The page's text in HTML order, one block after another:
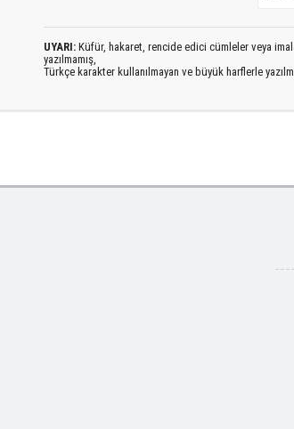
UYARI: Küfür, hakaret, rencide edici cümleler veya
yazılmamış,
Türkçe karakter kullanılmayan ve büyük harflerle